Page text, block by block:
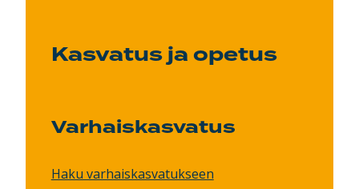
Kasvatus ja opetus
Varhaiskasvatus
Haku varhaiskasvatukseen